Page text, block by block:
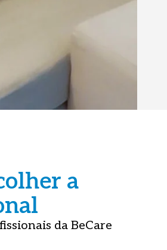
a
da BeCare